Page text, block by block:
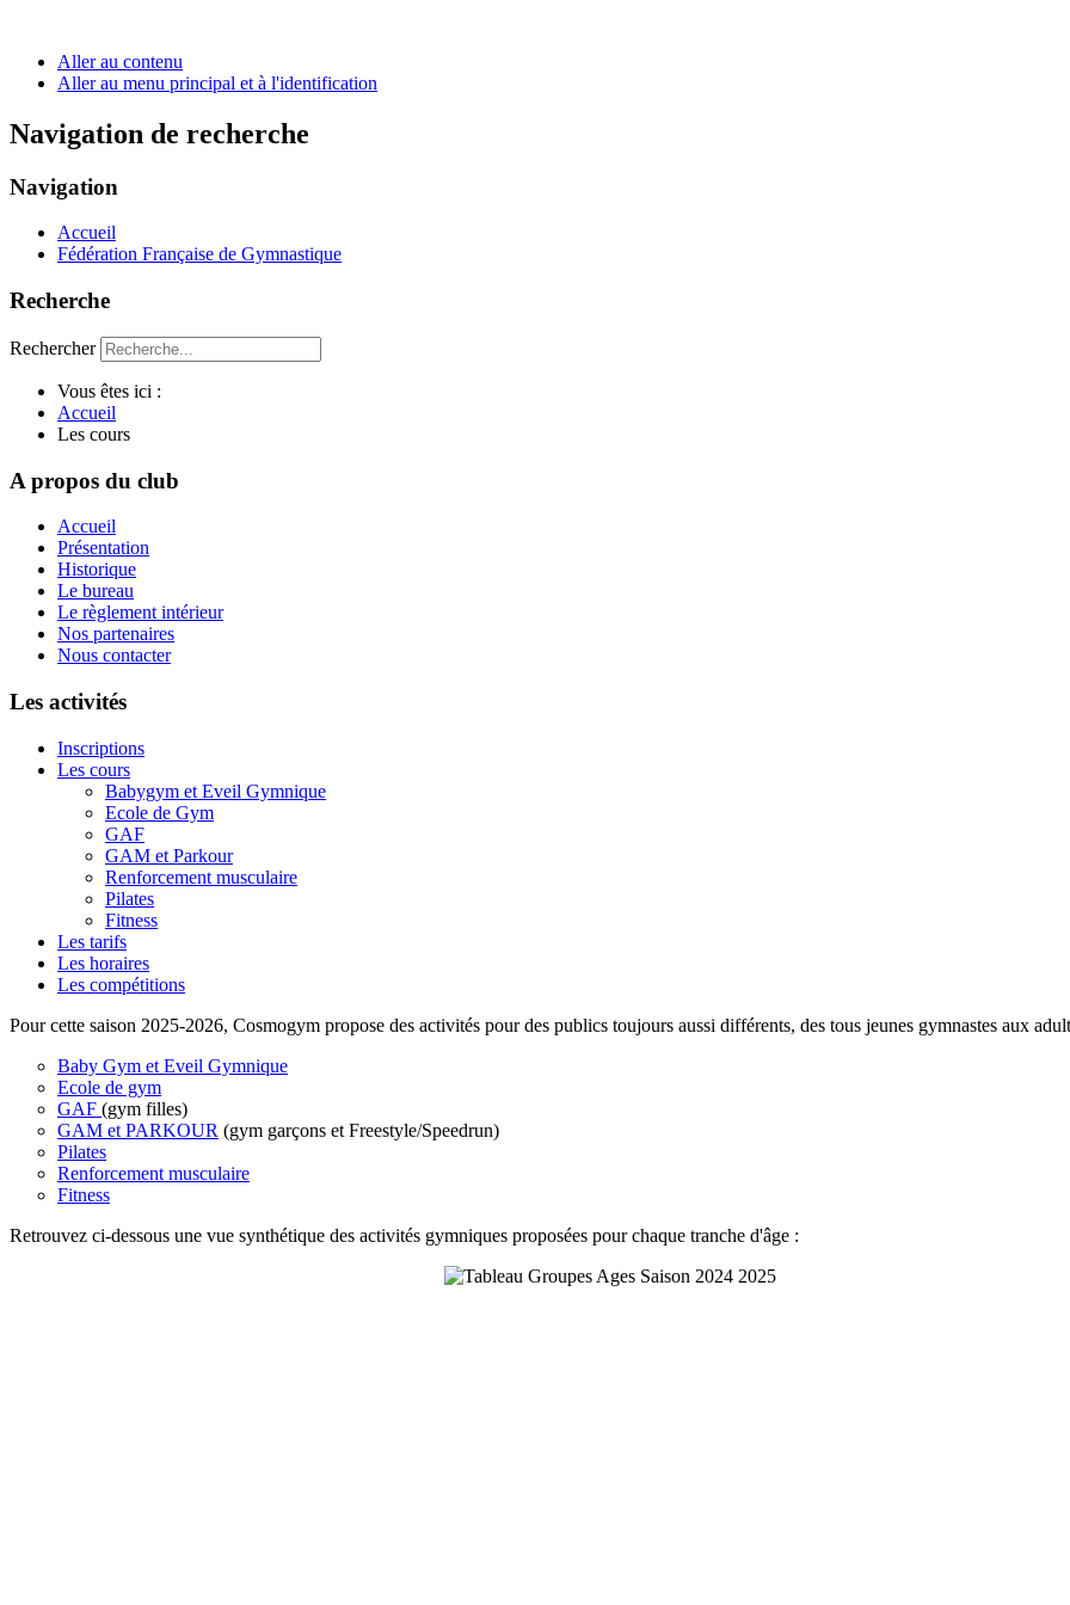
Aller au contenu
Aller au menu principal et à l'identification
Navigation de recherche
Navigation
Accueil
Fédération Française de Gymnastique
Recherche
Rechercher
Vous êtes ici :
Accueil
Les cours
A propos du club
Accueil
Présentation
Historique
Le bureau
Le règlement intérieur
Nos partenaires
Nous contacter
Les activités
Inscriptions
Les cours
Babygym et Eveil Gymnique
Ecole de Gym
GAF
GAM et Parkour
Renforcement musculaire
Pilates
Fitness
Les tarifs
Les horaires
Les compétitions
Pour cette saison 2025-2026, Cosmogym propose des activités pour des publics toujours aussi différents, des tous jeunes gymnastes aux
Baby Gym et Eveil Gymnique
Ecole de gym
GAF (gym filles)
GAM et PARKOUR (gym garçons et Freestyle/Speedrun)
Pilates
Renforcement musculaire
Fitness
Retrouvez ci-dessous une vue synthétique des activités gymniques proposées pour chaque tranche d'âge :